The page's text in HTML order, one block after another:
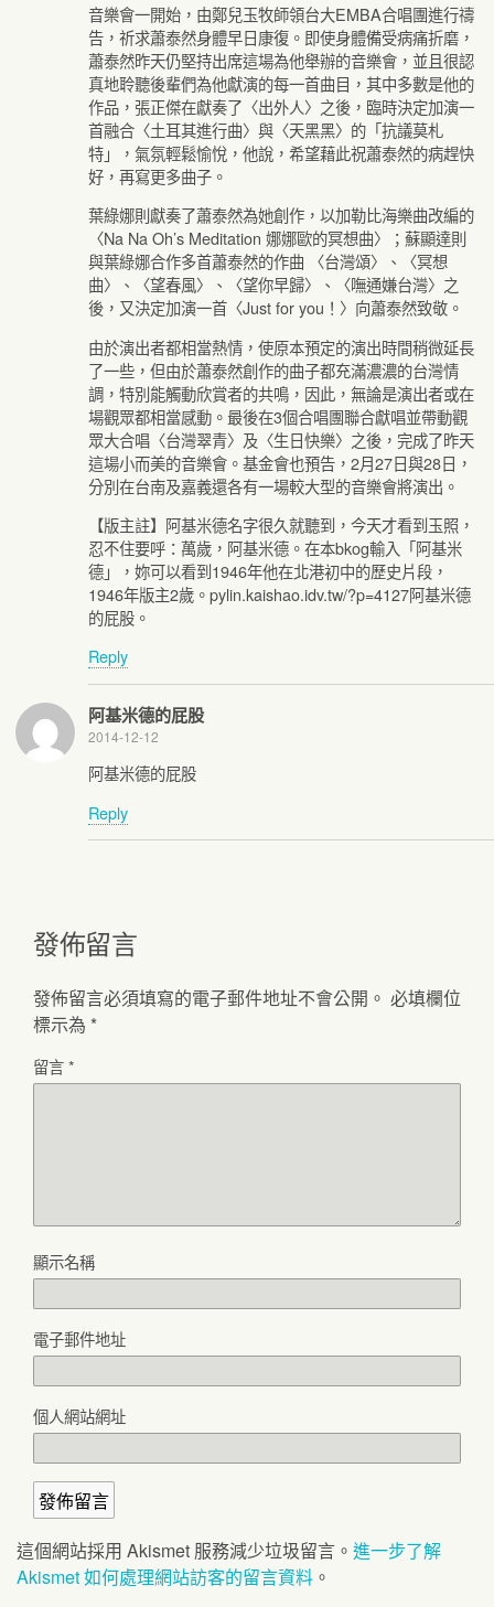
音樂會一開始，由鄭兒玉牧師領台大EMBA合唱團進行禱
告，祈求蕭泰然身體早日康復。即使身體備受病痛折磨，
蕭泰然昨天仍堅持出席這場為他舉辦的音樂會，並且很認
真地聆聽後輩們為他獻演的每一首曲目，其中多數是他的
作品，張正傑在獻奏了〈出外人〉之後，臨時決定加演一
首融合〈土耳其進行曲〉與〈天黑黑〉的「抗議莫札
特」，氣氛輕鬆愉悅，他說，希望藉此祝蕭泰然的病趕快
好，再寫更多曲子。
葉綠娜則獻奏了蕭泰然為她創作，以加勒比海樂曲改編的
〈Na Na Oh’s Meditation 娜娜歐的冥想曲〉；蘇顯達則
與葉綠娜合作多首蕭泰然的作曲 〈台灣頌〉、〈冥想
曲〉、〈望春風〉、〈望你早歸〉、〈嘸通嫌台灣〉之
後，又決定加演一首〈Just for you！〉向蕭泰然致敬。
由於演出者都相當熱情，使原本預定的演出時間稍微延長
了一些，但由於蕭泰然創作的曲子都充滿濃濃的台灣情
調，特別能觸動欣賞者的共鳴，因此，無論是演出者或在
場觀眾都相當感動。最後在3個合唱團聯合獻唱並帶動觀
眾大合唱〈台灣翠青〉及〈生日快樂〉之後，完成了昨天
這場小而美的音樂會。基金會也預告，2月27日與28日，
分別在台南及嘉義還各有一場較大型的音樂會將演出。
【版主註】阿基米德名字很久就聽到，今天才看到玉照，
忍不住要呼：萬歲，阿基米德。在本bkog輸入「阿基米
德」，妳可以看到1946年他在北港初中的歷史片段，
1946年版主2歲。pylin.kaishao.idv.tw/?p=4127阿基米德
的屁股。
Reply
阿基米德的屁股
2014-12-12
阿基米德的屁股
Reply
發佈留言
發佈留言必須填寫的電子郵件地址不會公開。 必填欄位
標示為 *
留言*
顯示名稱
電子郵件地址
個人網站網址
這個網站採用 Akismet 服務減少垃圾留言。 進一步了解
Akismet 如何處理網站訪客的留言資料 。